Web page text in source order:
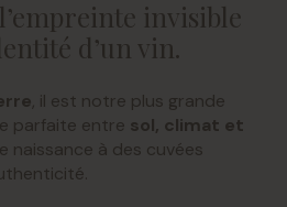
l’empreinte invisible
d’un vin.
, il est notre plus grande
parfaite entre sol, climat et
naissance à des cuvées